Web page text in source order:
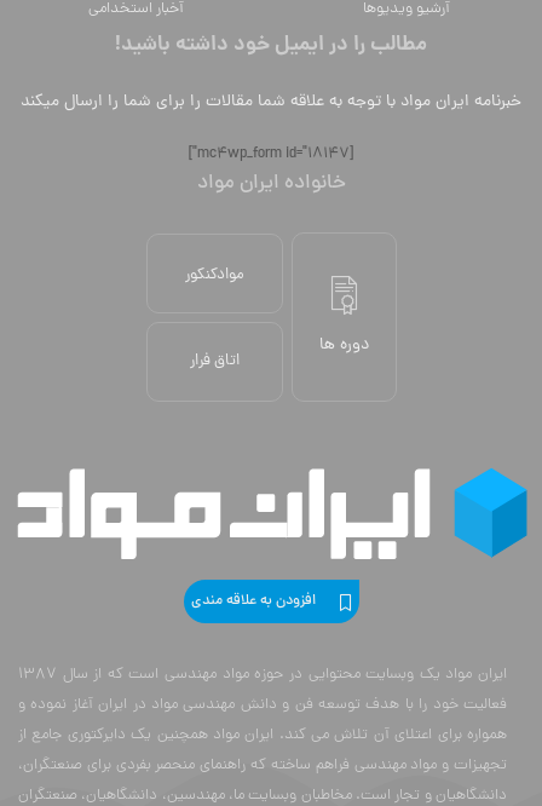
آرشیو ویدیوها
آخبار استخدامی
مطالب را در ایمیل خود داشته باشید!
خبرنامه ایران مواد با توجه به علاقه شما مقالات را برای شما را ارسال میکند
[mc4wp_form id="18147"]
خانواده ایران مواد
دوره ها
موادکنکور
اتاق فرار
افزودن به علاقه مندی
ایران مواد یک وبسایت محتوایی در حوزه مواد مهندسی است که از سال 1387
فعالیت خود را با هدف توسعه فن و دانش مهندسی مواد در ایران آغاز نموده و
همواره برای اعتلای آن تلاش می کند. ایران مواد همچنین یک دایرکتوری جامع از
تجهیزات و مواد مهندسی فراهم ساخته که راهنمای منحصر بفردی برای صنعتگران،
دانشگاهیان و تجار است. مخاطبان وبسایت ما، مهندسین، دانشگاهیان، صنعتگران